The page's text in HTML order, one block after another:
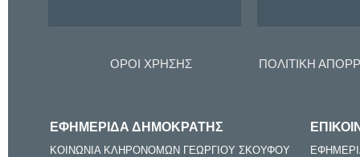
ΟΡΟΙ ΧΡΗΣΗΣ ΠΟΛΙΤΙΚΗ
ΕΦΗΜΕΡΙΔΑ ΔΗΜΟΚΡΑΤΗΣ
ΚΟΙΝΩΝΙΑ ΚΛΗΡΟΝΟΜΩΝ ΓΕΩΡΓΙΟΥ ΣΚΟΥΦΟΥ